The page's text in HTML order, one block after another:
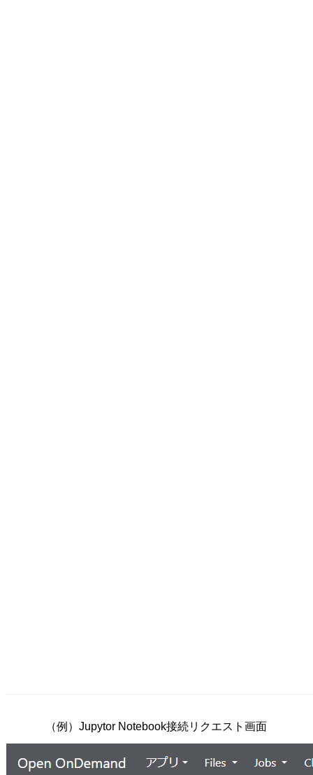
（例）Jupytor Notebook接続リクエスト画面